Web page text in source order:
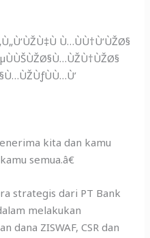
Ù…ÙÙ†Ù‘ÙŽØ§
kita dan kamu
semua.â€
strategis dari PT Bank
melakukan
dana ZISWAF, CSR dan